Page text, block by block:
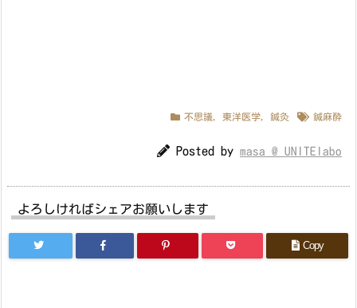
不思議, 東洋医学, 鍼灸 鍼麻酔
Posted by masa @ UNITElabo
よろしければシェアお願いします
Copy